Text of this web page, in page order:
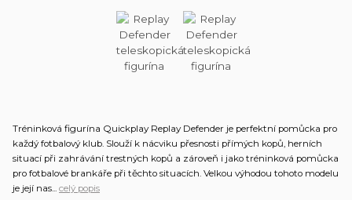
Tréninková figurína Quickplay Replay Defender je perfektní pomůcka pro
každý fotbalový klub. Slouží k nácviku přesnosti přímých kopů, herních
situací při zahrávání trestných kopů a zároveň i jako tréninková pomůcka
pro fotbalové brankáře při těchto situacích. Velkou výhodou tohoto modelu
je její nas... celý popis